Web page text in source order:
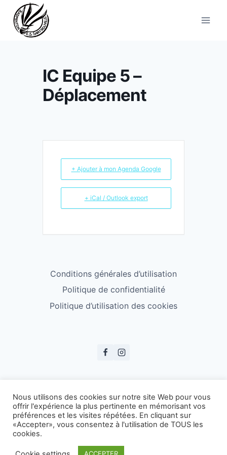
contenu
IC Equipe 5 –
Déplacement
+ Ajouter à mon Agenda Google
+ iCal / Outlook export
Conditions générales d’utilisation
Politique de confidentialité
Politique d’utilisation des cookies
Nous utilisons des cookies sur notre site Web pour vous
offrir l'expérience la plus pertinente en mémorisant vos
préférences et les visites répétées. En cliquant sur
«Accepter», vous consentez à l'utilisation de TOUS les
cookies.